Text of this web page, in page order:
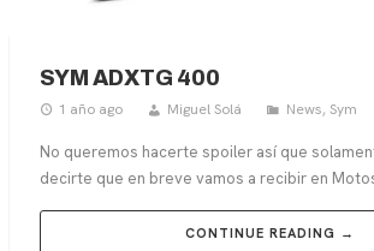
SYM ADXTG 400
1 año ago Miguel Solá News, Sym
No queremos hacerte spoiler así que
decirte que en breve vamos a recibir en
CONTINUE READING →